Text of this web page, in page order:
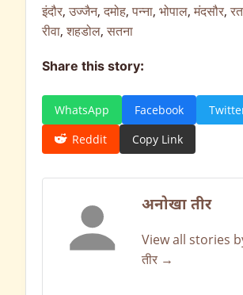
इंदौर, उज्जैन, दमोह, पन्ना, भोपाल, मंदसौर,
रीवा, शहडोल, सतना
Share this story:
WhatsApp Facebook
Reddit
Copy Link
अनोखा तीर
View all stories
तीर →